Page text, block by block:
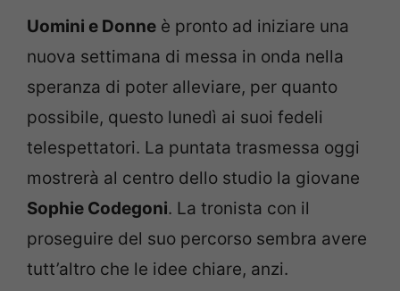
Uomini e Donne è pronto ad iniziare una
nuova settimana di messa in onda nella
speranza di poter alleviare, per quanto
possibile, questo lunedì ai suoi fedeli
telespettatori. La puntata trasmessa oggi
mostrerà al centro dello studio la giovane
Sophie Codegoni. La tronista con il
proseguire del suo percorso sembra avere
tutt’altro che le idee chiare, anzi.